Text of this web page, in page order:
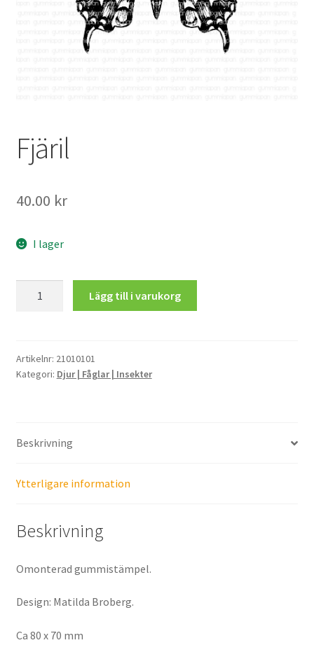
Fjäril
40.00 kr
I lager
Lägg till i varukorg
Artikelnr: 21010101
Kategori: Djur | Fåglar | Insekter
Beskrivning
Ytterligare information
Beskrivning
Omonterad gummistämpel.
Design: Matilda Broberg.
Ca 80 x 70 mm